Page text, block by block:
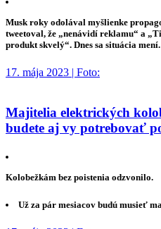
Musk roky odolával myšlienke
tweetoval, že „nenávidí reklamu“ a
produkt skvelý“. Dnes sa situácia mení.
17. mája 2023 | Foto:
Majitelia elektrických
budete aj vy potrebovať
Kolobežkám bez poistenia odzvonilo.
Už za pár mesiacov budú musieť